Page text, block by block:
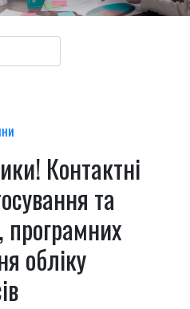
Контактні
та
програмних
обліку